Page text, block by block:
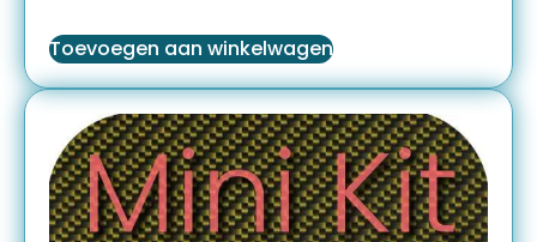
Toevoegen aan winkelwagen